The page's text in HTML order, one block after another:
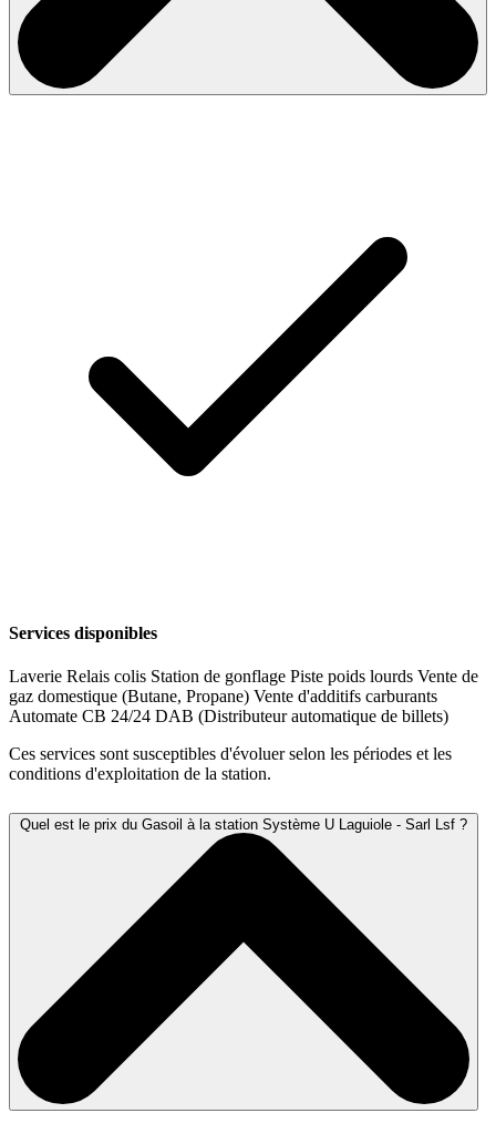
Services disponibles
Laverie Relais colis Station de gonflage Piste poids lourds Vente de
gaz domestique (Butane, Propane) Vente d'additifs carburants
Automate CB 24/24 DAB (Distributeur automatique de billets)
Ces services sont susceptibles d'évoluer selon les périodes et les
conditions d'exploitation de la station.
Quel est le prix du Gasoil à la station Système U Laguiole - Sarl Lsf ?